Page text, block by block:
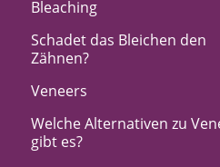
Bleaching
Schadet das Bleichen den
Zähnen?
Veneers
Welche Alternativen zu
gibt es?